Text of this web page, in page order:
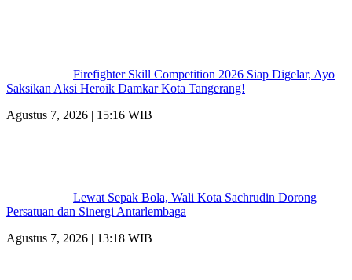
Firefighter Skill Competition 2026 Siap Digelar, Ayo
Saksikan Aksi Heroik Damkar Kota Tangerang!
Agustus 7, 2026 | 15:16 WIB
Lewat Sepak Bola, Wali Kota Sachrudin Dorong
Persatuan dan Sinergi Antarlembaga
Agustus 7, 2026 | 13:18 WIB